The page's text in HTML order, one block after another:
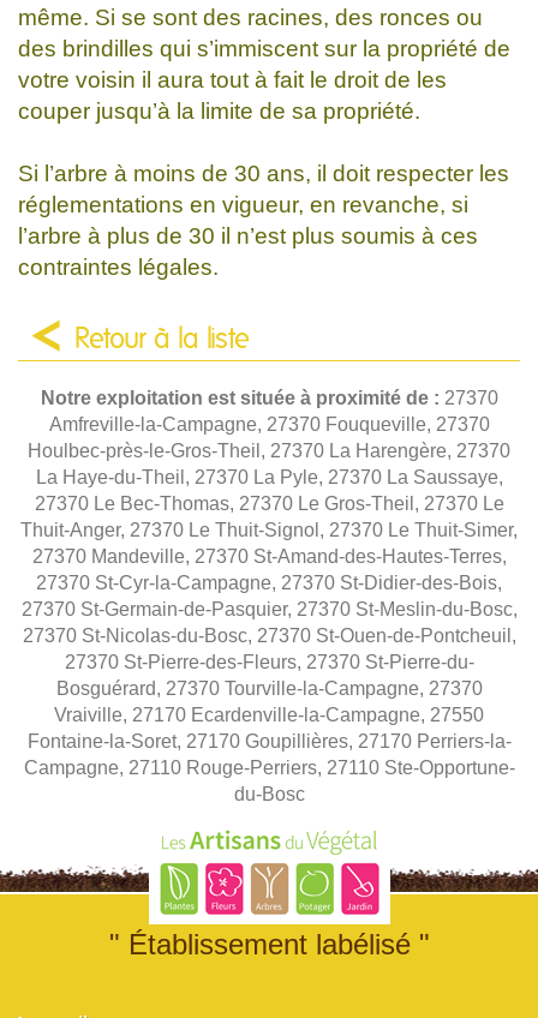
même. Si se sont des racines, des ronces ou
des brindilles qui s’immiscent sur la propriété de
votre voisin il aura tout à fait le droit de les
couper jusqu’à la limite de sa propriété.
Si l’arbre à moins de 30 ans, il doit respecter les
réglementations en vigueur, en revanche, si
l’arbre à plus de 30 il n’est plus soumis à ces
contraintes légales.
Retour à la liste
Notre exploitation est située à proximité de : 27370
Amfreville-la-Campagne, 27370 Fouqueville, 27370
Houlbec-près-le-Gros-Theil, 27370 La Harengère, 27370
La Haye-du-Theil, 27370 La Pyle, 27370 La Saussaye,
27370 Le Bec-Thomas, 27370 Le Gros-Theil, 27370 Le
Thuit-Anger, 27370 Le Thuit-Signol, 27370 Le Thuit-Simer,
27370 Mandeville, 27370 St-Amand-des-Hautes-Terres,
27370 St-Cyr-la-Campagne, 27370 St-Didier-des-Bois,
27370 St-Germain-de-Pasquier, 27370 St-Meslin-du-Bosc,
27370 St-Nicolas-du-Bosc, 27370 St-Ouen-de-Pontcheuil,
27370 St-Pierre-des-Fleurs, 27370 St-Pierre-du-
Bosguérard, 27370 Tourville-la-Campagne, 27370
Vraiville, 27170 Ecardenville-la-Campagne, 27550
Fontaine-la-Soret, 27170 Goupillières, 27170 Perriers-la-
Campagne, 27110 Rouge-Perriers, 27110 Ste-Opportune-
du-Bosc
" Établissement labélisé "